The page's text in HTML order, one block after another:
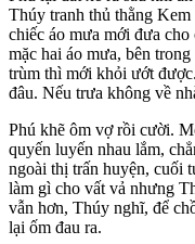
Thúy tranh thủ thằng
chiếc áo mưa mới đưa
mặc hai áo mưa, bên
trùm thì mới khỏi ướt
đâu. Nếu trưa không về
Phú khẽ ôm vợ rồi cười.
quyến luyến nhau lắm,
ngoài thị trấn huyện, cuối
làm gì cho vất vả nhưng
vẫn hơn, Thúy nghĩ, để
lại ốm đau ra.